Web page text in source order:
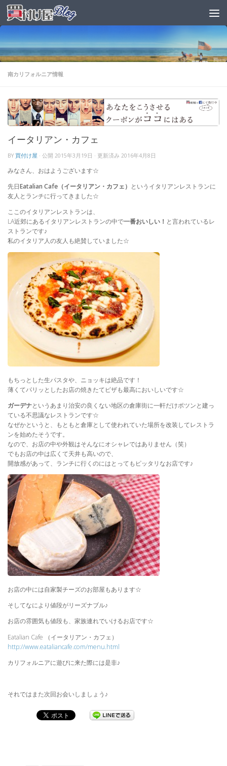
南カリフォルニア情報
イータリアン・カフェ
BY 買付け屋 · 公開 2015年3月19日 · 更新済み 2016年4月8日
みなさん、おはようございます☆
先日Eatalian Cafe（イータリアン・カフェ） というイタリアンレストランに
友人とランチに行ってきました☆
ここのイタリアンレストランは、
LA近郊にあるイタリアンレストランの中で一番おいしい！ と言われているレ
ストランです♪
私のイタリア人の友人も絶賛していました☆
もちっとした生パスタや、ニョッキは絶品です！
薄くてパリッとしたお店の焼きたてピザも最高においしいです☆
ガーデナというあまり治安の良くない地区の倉庫街に一軒だけポツンと建っ
ている不思議なレストランです☆
なぜかというと、もともと倉庫として使われていた場所を改装してレストラ
ンを始めたそうです。
なので、お店の中や外観はそんなにオシャレではありません（笑）
でもお店の中は広くて天井も高いので、
開放感があって、ランチに行くのにはとってもピッタリなお店です♪
お店の中には自家製チーズのお部屋もあります☆
そしてなにより値段がリーズナブル♪
お店の雰囲気も値段も、家族連れでいけるお店です☆
Eatalian Cafe （イータリアン・カフェ）
http://www.eataliancafe.com/menu.html
カリフォルニアに遊びに来た際には是非♪
それではまた次回お会いしましょう♪